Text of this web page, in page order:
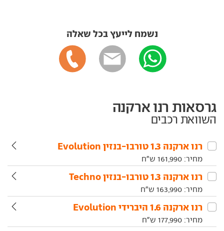
נשמח לייעץ בכל שאלה
גרסאות רנו ארקנה
השוואת רכבים
רנו‏ ארקנה‏ 1.3 טורבו-בנזין Evolution
מחיר: 161,990 ש"ח
רנו‏ ארקנה‏ 1.3 טורבו-בנזין Techno
מחיר: 163,990 ש"ח
רנו‏ ארקנה‏ 1.6 היברידי Evolution
מחיר: 177,990 ש"ח